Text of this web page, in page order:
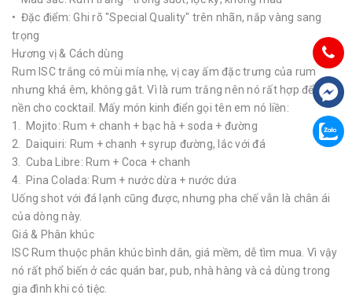
• Đặc điểm: Ghi rõ "Special Quality" trên nhãn, nắp vàng sang
trọng
Hương vị & Cách dùng
Rum ISC trắng có mùi mía nhẹ, vị cay ấm đặc trưng của rum
nhưng khá êm, không gắt. Vì là rum trắng nên nó rất hợp để làm
nền cho cocktail. Mấy món kinh điển gọi tên em nó liền:
1. Mojito: Rum + chanh + bạc hà + soda + đường
2. Daiquiri: Rum + chanh + syrup đường, lắc với đá
3. Cuba Libre: Rum + Coca + chanh
4. Pina Colada: Rum + nước dừa + nước dứa
Uống shot với đá lạnh cũng được, nhưng pha chế vẫn là chân ái
của dòng này.
Giá & Phân khúc
ISC Rum thuộc phân khúc bình dân, giá mềm, dễ tìm mua. Vì vậy
nó rất phổ biến ở các quán bar, pub, nhà hàng và cả dùng trong
gia đình khi có tiệc.